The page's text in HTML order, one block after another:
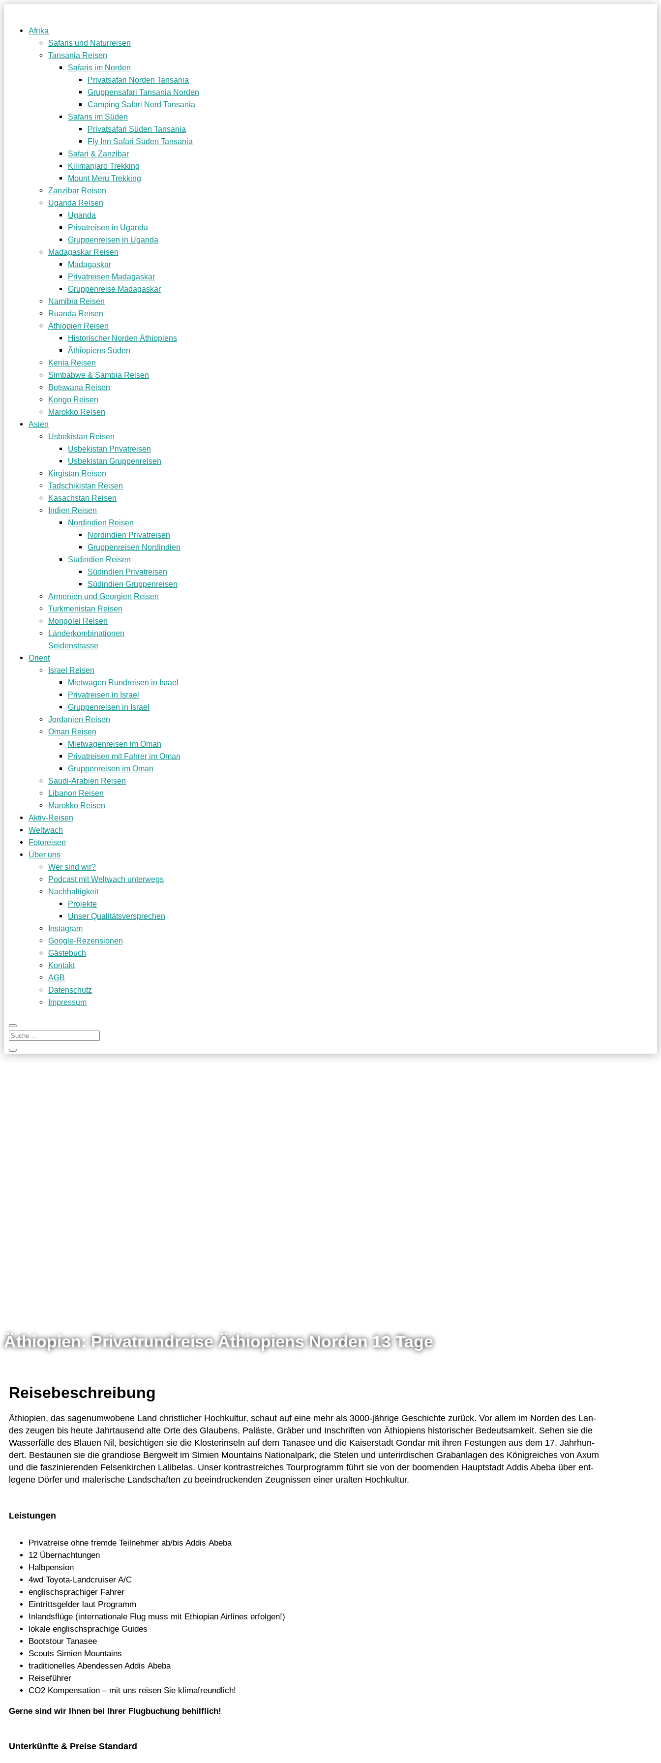
Afrika
Safaris und Naturreisen
Tansania Reisen
Safaris im Norden
Privatsafari Norden Tansania
Gruppensafari Tansania Norden
Camping Safari Nord Tansania
Safaris im Süden
Privatsafari Süden Tansania
Fly Inn Safari Süden Tansania
Safari & Zanzibar
Kilimanjaro Trekking
Mount Meru Trekking
Zanzibar Reisen
Uganda Reisen
Uganda
Privatreisen in Uganda
Gruppenreisen in Uganda
Madagaskar Reisen
Madagaskar
Privatreisen Madagaskar
Gruppenreise Madagaskar
Namibia Reisen
Ruanda Reisen
Äthiopien Reisen
Historischer Norden Äthiopiens
Äthiopiens Süden
Kenia Reisen
Simbabwe & Sambia Reisen
Botswana Reisen
Kongo Reisen
Marokko Reisen
Asien
Usbekistan Reisen
Usbekistan Privatreisen
Usbekistan Gruppenreisen
Kirgistan Reisen
Tadschikistan Reisen
Kasachstan Reisen
Indien Reisen
Nordindien Reisen
Nordindien Privatreisen
Gruppenreisen Nordindien
Südindien Reisen
Südindien Privatreisen
Südindien Gruppenreisen
Armenien und Georgien Reisen
Turkmenistan Reisen
Mongolei Reisen
Länderkombinationen
Seidenstrasse
Orient
Israel Reisen
Mietwagen Rundreisen in Israel
Privatreisen in Israel
Gruppenreisen in Israel
Jordanien Reisen
Oman Reisen
Mietwagenreisen im Oman
Privatreisen mit Fahrer im Oman
Gruppenreisen im Oman
Saudi-Arabien Reisen
Libanon Reisen
Marokko Reisen
Aktiv-Reisen
Weltwach
Fotoreisen
Über uns
Wer sind wir?
Podcast mit Weltwach unterwegs
Nachhaltigkeit
Projekte
Unser Qualitätsversprechen
Instagram
Google-Rezensionen
Gästebuch
Kontakt
AGB
Datenschutz
Impressum
Äthiopien: Privatrundreise Äthiopiens Norden 13 Tage
Reisebeschreibung
Äthio­pien, das sagen­um­wo­bene Land christ­li­cher Hoch­kul­tur, schaut auf eine mehr als 3000-jäh­rige Geschichte zurück. Vor allem im Nor­den des Lan­
des zeu­gen bis heute Jahr­tau­send alte Orte des Glau­bens, Paläste, Grä­ber und Inschrif­ten von Äthio­pi­ens his­to­ri­scher Bedeut­sam­keit. Sehen sie die
Was­ser­fälle des Blauen Nil, besich­ti­gen sie die Klos­ter­in­seln auf dem Tanasee und die Kai­ser­stadt Gon­dar mit ihren Fes­tun­gen aus dem 17. Jahr­hun­
dert. Bestau­nen sie die gran­diose Berg­welt im Simien Moun­ta­ins Natio­nal­park, die Ste­len und unter­ir­di­schen Grab­an­la­gen des König­rei­ches von Axum
und die fas­zi­nie­ren­den Fel­sen­kir­chen Lali­be­las. Unser kon­trast­rei­ches Tour­pro­gramm führt sie von der boo­men­den Haupt­stadt Addis Abeba über ent­
le­gene Dör­fer und male­ri­sche Land­schaf­ten zu beein­dru­cken­den Zeug­nis­sen einer uralten Hochkultur.
Leistungen
Pri­vat­reise ohne fremde Teil­neh­mer ab/bis Addis Abeba
12 Über­nach­tun­gen
Halb­pen­sion
4wd Toyota-Land­crui­ser A/C
eng­lisch­spra­chi­ger Fahrer
Ein­tritts­gel­der laut Programm
Inlands­flüge (inter­na­tio­nale Flug muss mit Ethio­pian Air­lines erfolgen!)
lokale eng­lisch­spra­chige Guides
Boots­tour Tanasee
Scouts Simien Mountains
tra­di­tio­nel­les Abend­essen Addis Abeba
Rei­se­füh­rer
CO2 Kom­pen­sa­tion – mit uns rei­sen Sie klimafreundlich!
Gerne sind wir Ihnen bei Ihrer Flug­bu­chung behilflich!
Unterkünfte & Preise Standard